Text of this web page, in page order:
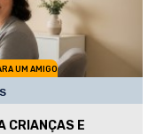
UM AMIGO
CRIANÇAS E